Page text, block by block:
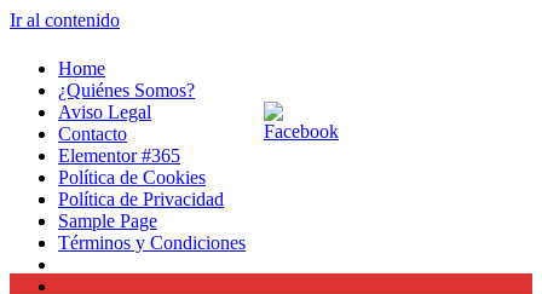
Ir al contenido
Home
¿Quiénes Somos?
Aviso Legal
Contacto
Elementor #365
Política de Cookies
Política de Privacidad
Sample Page
Términos y Condiciones